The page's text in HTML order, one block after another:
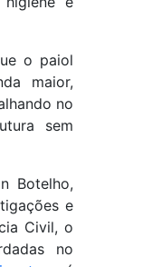
o paiol
maior,
no
sem
Botelho,
e
Civil, o
no